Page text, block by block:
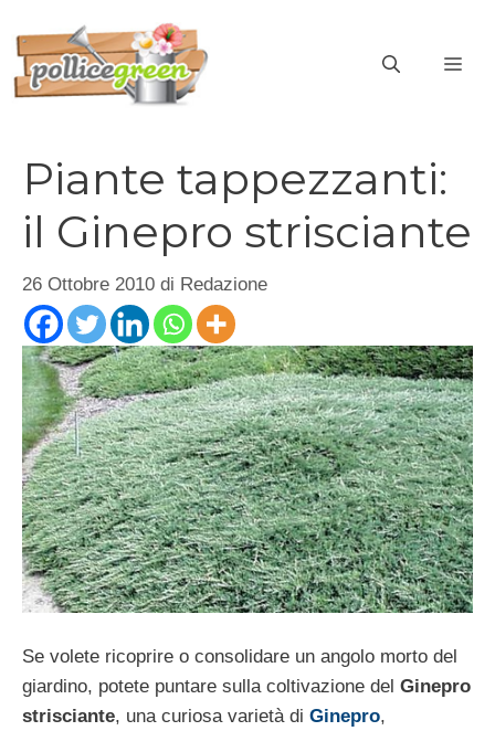
contenuto
Piante tappezzanti:
il Ginepro strisciante
26 Ottobre 2010 di Redazione
Se volete ricoprire o consolidare un angolo morto del
giardino, potete puntare sulla coltivazione del Ginepro
strisciante, una curiosa varietà di Ginepro,